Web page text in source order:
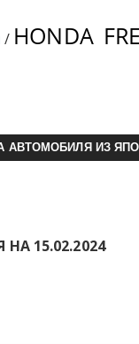
/ HONDA
АВТОМОБИЛЯ ИЗ
15.02.2024